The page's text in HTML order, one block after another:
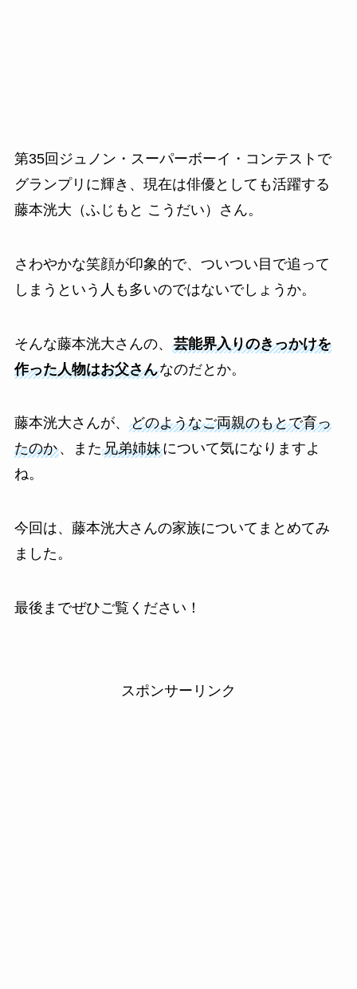
第35回ジュノン・スーパーボーイ・コンテストで
グランプリに輝き、現在は俳優としても活躍する
藤本洸大（ふじもと こうだい）さん。
さわやかな笑顔が印象的で、ついつい目で追って
しまうという人も多いのではないでしょうか。
そんな藤本洸大さんの、 芸能界入りのきっかけを
作った人物はお父さんなのだとか。
藤本洸大さんが、 どのようなご両親のもとで育っ
たのか、また兄弟姉妹について気になりますよ
ね。
今回は、藤本洸大さんの家族についてまとめてみ
ました。
最後までぜひご覧ください！
スポンサーリンク